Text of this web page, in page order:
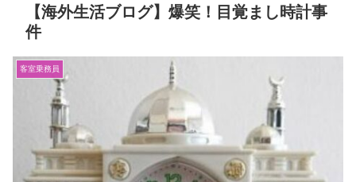
【海外生活ブログ】爆笑！目覚まし時計事
件
客室乗務員